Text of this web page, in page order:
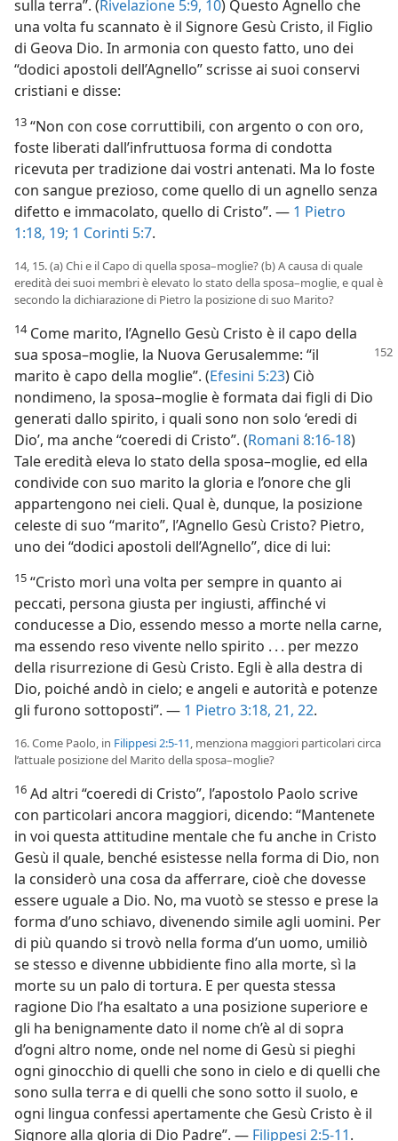
sulla terra”. (Rivelazione 5:9, 10) Questo Agnello che
una volta fu scannato è il Signore Gesù Cristo, il Figlio
di Geova Dio. In armonia con questo fatto, uno dei
“dodici apostoli dell’Agnello” scrisse ai suoi conservi
cristiani e disse:
13 “Non con cose corruttibili, con argento o con oro,
foste liberati dall’infruttuosa forma di condotta
ricevuta per tradizione dai vostri antenati. Ma lo foste
con sangue prezioso, come quello di un agnello senza
difetto e immacolato, quello di Cristo”. — 1 Pietro
1:18, 19; 1 Corinti 5:7.
14, 15. (a) Chi e il Capo di quella sposa–moglie? (b) A causa di quale
eredità dei suoi membri è elevato lo stato della sposa–moglie, e qual è
secondo la dichiarazione di Pietro la posizione di suo Marito?
14Come marito, l’Agnello Gesù Cristo è il capo della
sua sposa–moglie, la Nuova Gerusalemme: “il
marito è capo della moglie”. (Efesini 5:23) Ciò
nondimeno, la sposa–moglie è formata dai figli di Dio
generati dallo spirito, i quali sono non solo ‘eredi di
Dio’, ma anche “coeredi di Cristo”. (Romani 8:16-18)
Tale eredità eleva lo stato della sposa–moglie, ed ella
condivide con suo marito la gloria e l’onore che gli
appartengono nei cieli. Qual è, dunque, la posizione
celeste di suo “marito”, l’Agnello Gesù Cristo? Pietro,
uno dei “dodici apostoli dell’Agnello”, dice di lui:
15 “Cristo morì una volta per sempre in quanto ai
peccati, persona giusta per ingiusti, affinché vi
conducesse a Dio, essendo messo a morte nella carne,
ma essendo reso vivente nello spirito . . . per mezzo
della risurrezione di Gesù Cristo. Egli è alla destra di
Dio, poiché andò in cielo; e angeli e autorità e potenze
gli furono sottoposti”. — 1 Pietro 3:18, 21, 22.
16. Come Paolo, in Filippesi 2:5-11, menziona maggiori particolari circa
l’attuale posizione del Marito della sposa–moglie?
16 Ad altri “coeredi di Cristo”, l’apostolo Paolo scrive
con particolari ancora maggiori, dicendo: “Mantenete
in voi questa attitudine mentale che fu anche in Cristo
Gesù il quale, benché esistesse nella forma di Dio, non
la considerò una cosa da afferrare, cioè che dovesse
essere uguale a Dio. No, ma vuotò se stesso e prese la
forma d’uno schiavo, divenendo simile agli uomini. Per
di più quando si trovò nella forma d’un uomo, umiliò
se stesso e divenne ubbidiente fino alla morte, sì la
morte su un palo di tortura. E per questa stessa
ragione Dio l’ha esaltato a una posizione superiore e
gli ha benignamente dato il nome ch’è al di sopra
d’ogni altro nome, onde nel nome di Gesù si pieghi
ogni ginocchio di quelli che sono in cielo e di quelli che
sono sulla terra e di quelli che sono sotto il suolo, e
ogni lingua confessi apertamente che Gesù Cristo è il
Signore alla gloria di Dio Padre”. — Filippesi 2:5-11.